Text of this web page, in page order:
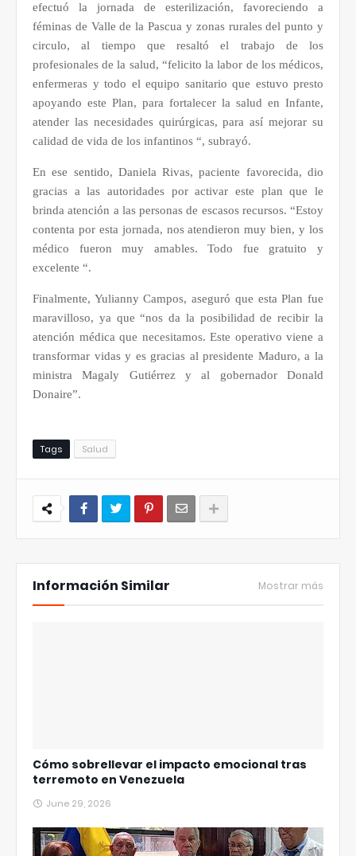
efectuó la jornada de esterilización, favoreciendo a
féminas de Valle de la Pascua y zonas rurales del punto y
circulo, al tiempo que resaltó el trabajo de los
profesionales de la salud, “felicito la labor de los médicos,
enfermeras y todo el equipo sanitario que estuvo presto
apoyando este Plan, para fortalecer la salud en Infante,
atender las necesidades quirúrgicas, para así mejorar su
calidad de vida de los infantinos “, subrayó.
En ese sentido, Daniela Rivas, paciente favorecida, dio
gracias a las autoridades por activar este plan que le
brinda atención a las personas de escasos recursos. “Estoy
contenta por esta jornada, nos atendieron muy bien, y los
médico fueron muy amables. Todo fue gratuito y
excelente “.
Finalmente, Yulianny Campos, aseguró que esta Plan fue
maravilloso, ya que “nos da la posibilidad de recibir la
atención médica que necesitamos. Este operativo viene a
transformar vidas y es gracias al presidente Maduro, a la
ministra Magaly Gutiérrez y al gobernador Donald
Donaire”.
Tags Salud
Información Similar Mostrar más
Cómo sobrellevar el impacto emocional tras
terremoto en Venezuela
June 29, 2026